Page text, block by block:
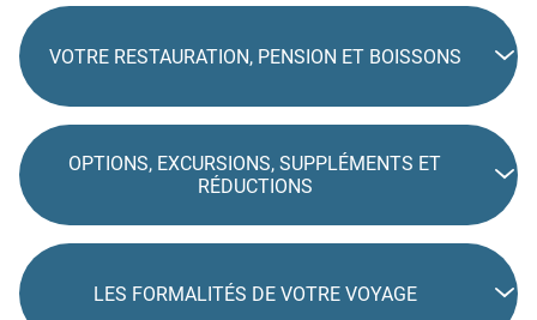
VOTRE RESTAURATION, PENSION ET BOISSONS
OPTIONS, EXCURSIONS, SUPPLÉMENTS ET
RÉDUCTIONS
LES FORMALITÉS DE VOTRE VOYAGE